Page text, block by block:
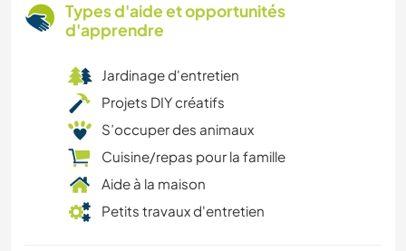
Types d'aide et opportunités
d'apprendre
Jardinage d'entretien
Projets DIY créatifs
S’occuper des animaux
Cuisine/repas pour la famille
Aide à la maison
Petits travaux d'entretien